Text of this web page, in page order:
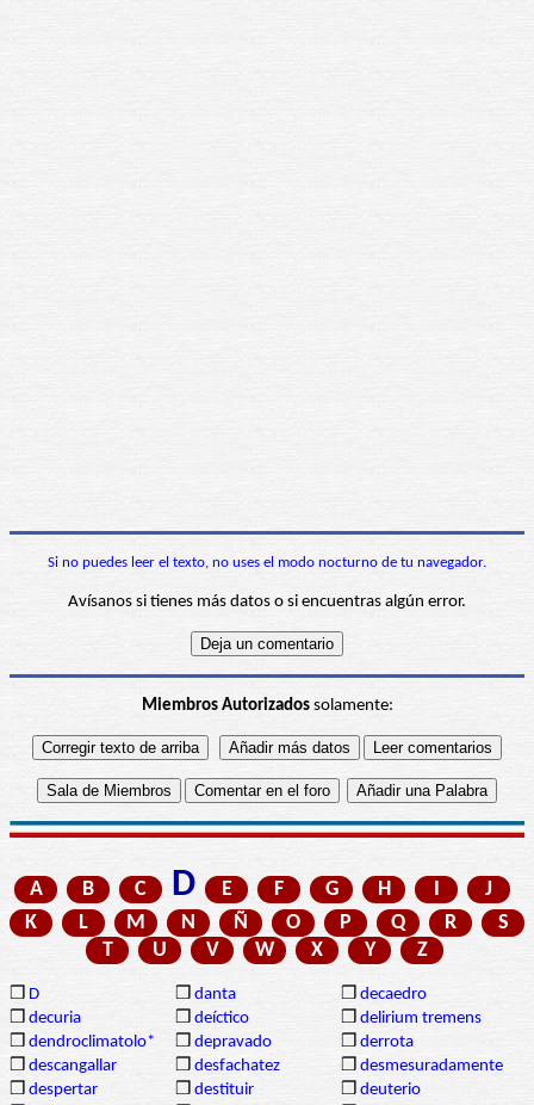
Si no puedes leer el texto, no uses el modo nocturno de tu navegador.
Avísanos si tienes más datos o si encuentras algún error.
Miembros Autorizadossolamente:
A B C D E F G H I
J
K
L M N Ñ O P Q R
S
T
U V W X Y Z
❒ D ❒ danta ❒ decaedro
❒ decuria ❒ deíctico ❒ delirium tremens
❒ dendroclimatolo* ❒ depravado ❒ derrota
❒ descangallar ❒ desfachatez ❒ desmesuradamente
❒ despertar ❒ destituir ❒ deuterio